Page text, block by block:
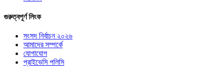
গুরুত্বপূর্ণ লিংক
সংসদ নির্বাচন ২০২৬
আমাদের সম্পর্কে
যোগাযোগ
প্রাইভেসি পলিসি